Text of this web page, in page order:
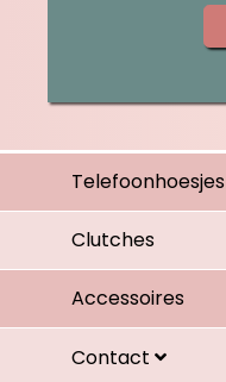
Telefoonhoesjes
Clutches
Accessoires
Contact